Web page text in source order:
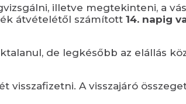
illetve megtekinteni, a
átvételétől számított 14. napig
de legkésőbb az elállás
A visszajáró